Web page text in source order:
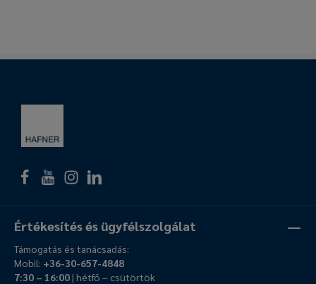
Értékesítés és ügyfélszolgálat
Támogatás és tanácsadás:
Mobil: +36-30-657-4848
7:30 – 16:00| hétfő – csütörtök